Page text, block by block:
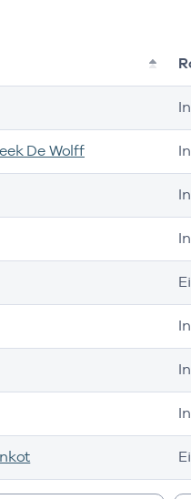
De Wolff